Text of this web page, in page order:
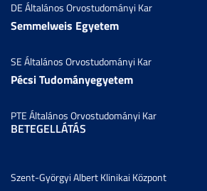
DE Általános Orvostudományi Kar
Semmelweis Egyetem
SE Általános Orvostudományi Kar
Pécsi Tudományegyetem
PTE Általános Orvostudományi Kar
BETEGELLÁTÁS
Szent-Györgyi Albert Klinikai Központ